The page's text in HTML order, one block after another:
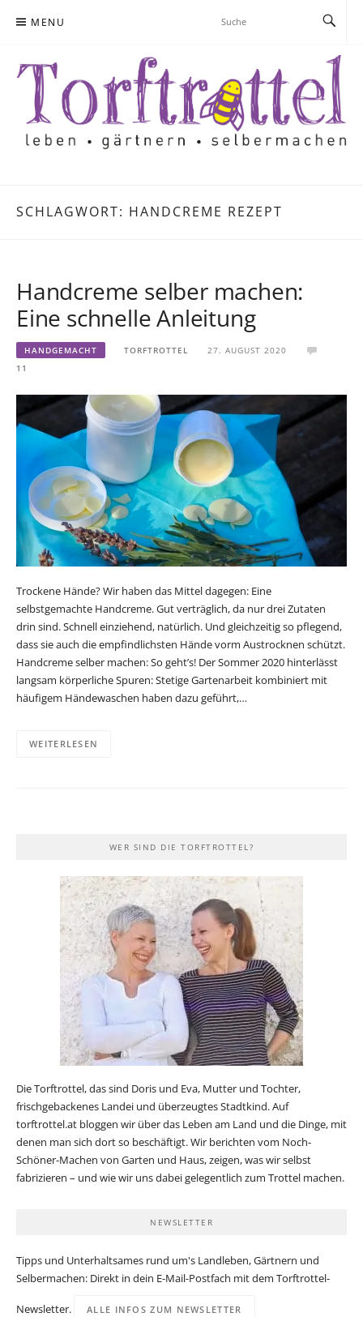
MENU
SCHLAGWORT: HANDCREME REZEPT
Handcreme selber machen:
Eine schnelle Anleitung
HANDGEMACHT TORFTROTTEL
27. AUGUST 2020
11
Trockene Hände? Wir haben das Mittel dagegen: Eine
selbstgemachte Handcreme. Gut verträglich, da nur drei Zutaten
drin sind. Schnell einziehend, natürlich. Und gleichzeitig so pflegend,
dass sie auch die empfindlichsten Hände vorm Austrocknen schützt.
Handcreme selber machen: So geht’s! Der Sommer 2020 hinterlässt
langsam körperliche Spuren: Stetige Gartenarbeit kombiniert mit
häufigem Händewaschen haben dazu geführt,…
WEITERLESEN
WER SIND DIE TORFTROTTEL?
Die Torftrottel, das sind Doris und Eva, Mutter und Tochter,
frischgebackenes Landei und überzeugtes Stadtkind. Auf
torftrottel.at bloggen wir über das Leben am Land und die Dinge, mit
denen man sich dort so beschäftigt. Wir berichten vom Noch-
Schöner-Machen von Garten und Haus, zeigen, was wir selbst
fabrizieren – und wie wir uns dabei gelegentlich zum Trottel machen.
NEWSLETTER
Tipps und Unterhaltsames rund um's Landleben, Gärtnern und
Selbermachen: Direkt in dein E-Mail-Postfach mit dem Torftrottel-
Newsletter. ALLE INFOS ZUM NEWSLETTER